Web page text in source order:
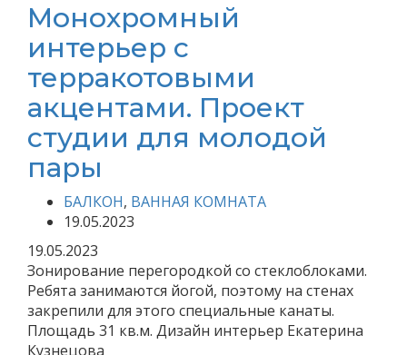
Монохромный
интерьер с
терракотовыми
акцентами. Проект
студии для молодой
пары
БАЛКОН, ВАННАЯ КОМНАТА
19.05.2023
19.05.2023
Зонирование перегородкой со стеклоблоками.
Ребята занимаются йогой, поэтому на стенах
закрепили для этого специальные канаты.
Площадь 31 кв.м. Дизайн интерьер Екатерина
Кузнецова